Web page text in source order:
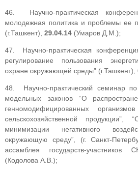
46. Научно-практическая
молодежная политика и проблемы ее
(г.Ташкент), 29.04.14 (Умаров Д.М.);
47. Научно-практическая
регулирование пользования
охране окружающей среды” (г.Ташкент),
48. Научно-практический семинар
модельных законов “О
генномодифицированных
сельскохозяйственной
минимизации негативного
окружающую среду”, (г. Санкт-
ассамблея государств-
(Кодолова А.В.);